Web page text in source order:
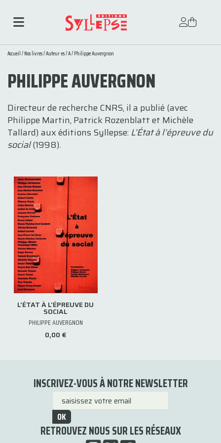
Accueil/Nos livres/Auteur·es/A/ Philippe Auvergnon
PHILIPPE AUVERGNON
Directeur de recherche CNRS, il a publié (avec
Philippe Martin, Patrick Rozenblatt et Michèle
Tallard) aux éditions Syllepse: L’État à l’épreuve du
social(1998).
L'ÉTAT À L'ÉPREUVE DU
SOCIAL
PHILIPPE AUVERGNON
0,00 €
INSCRIVEZ-VOUS À NOTRE NEWSLETTER
OK
RETROUVEZ NOUS SUR LES RÉSEAUX